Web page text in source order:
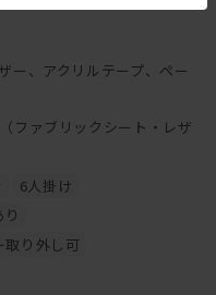
ー、アクリルテープ、ペー
ファブリックシート・レザ
6人掛け
取り外し可